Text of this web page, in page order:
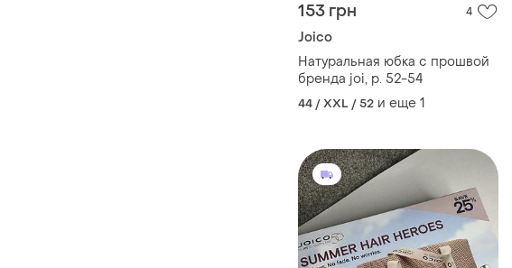
153 грн 4
Joico
Натуральная юбка с прошвой
бренда joi, р. 52-54
44 / XXL / 52 и еще 1